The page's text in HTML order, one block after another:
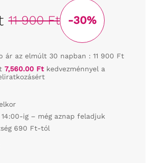
11 900 Ft -30%
ár az elmúlt 30 napban : 11 900 Ft
7,560.00 Ftkedvezménnyel a
14:00-ig – még aznap feladjuk
690 Ft-tól